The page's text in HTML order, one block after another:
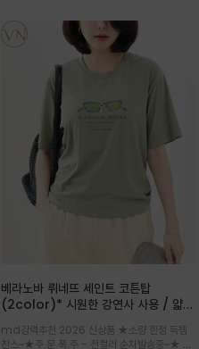
베라노바 뤼네뜨 세인트 코튼탑
(2color)* 시원한 강연사 사용 / 얇고
피부에 잘 달라붙지 않아 통기성이 탁월
md강력추천 2026 신상품 ★소량 한정 득템
찬스~★주.문.폭.주 - 전컬러 순차발송중~★ 감